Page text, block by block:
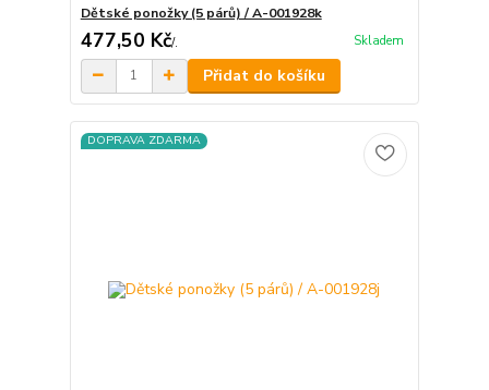
Dětské ponožky (5 párů) / A-001928k
477,50 Kč/. Skladem
Přidat do košíku
DOPRAVA ZDARMA